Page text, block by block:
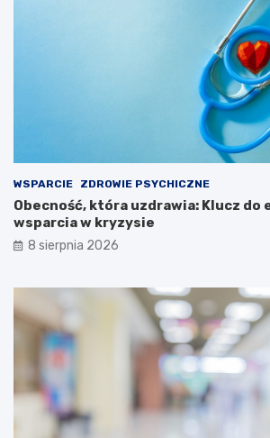
WSPARCIE ZDROWIE PSYCHICZNE
Obecność, która uzdrawia: Klucz do
wsparcia w kryzysie
8 sierpnia 2026